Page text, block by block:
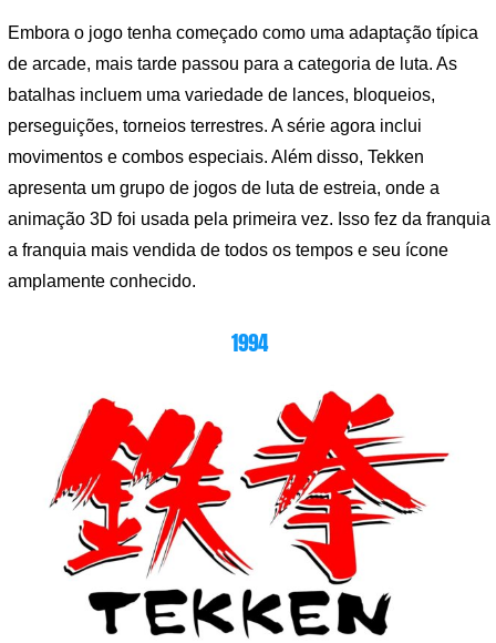
Embora o jogo tenha começado como uma adaptação típica
de arcade, mais tarde passou para a categoria de luta. As
batalhas incluem uma variedade de lances, bloqueios,
perseguições, torneios terrestres. A série agora inclui
movimentos e combos especiais. Além disso, Tekken
apresenta um grupo de jogos de luta de estreia, onde a
animação 3D foi usada pela primeira vez. Isso fez da franquia
a franquia mais vendida de todos os tempos e seu ícone
amplamente conhecido.
1994